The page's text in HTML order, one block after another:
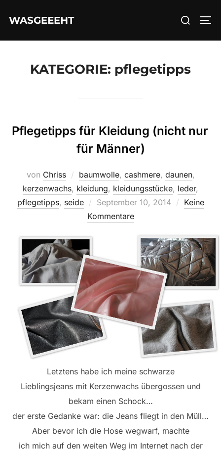
InhaltWASGEEEHT
Suchen
KATEGORIE: pflegetipps
Pflegetipps für Kleidung (nicht nur
für Männer)
von Chriss baumwolle, cashmere, daunen,
kerzenwachs, kleidung, kleidungsstücke, leder,
pflegetipps, seide
Veröffentlicht
am
September 10, 2014
Keine
Kommentare
Letztens habe ich meine schwarze
Lieblingsjeans mit Kerzenwachs übergossen und
bekam einen Schock…
der erste Gedanke war: die Jeans fliegt in den Müll…
Aber bevor ich die Hose wegwarf, machte
ich mich auf den weiten Weg im Internet nach der